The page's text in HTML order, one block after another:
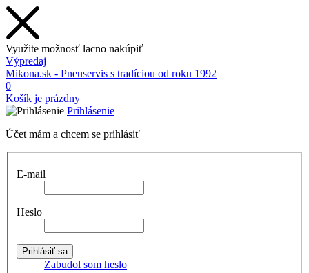
Využite možnosť lacno nakúpiť
Výpredaj
Mikona.sk - Pneuservis s tradíciou od roku 1992
0
Košík je prázdny
Prihlásenie
Účet mám a chcem se prihlásiť
E-mail
Heslo
Zabudol som heslo